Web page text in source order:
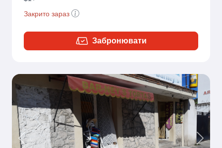
Закрито зараз
Забронювати
Previous Next